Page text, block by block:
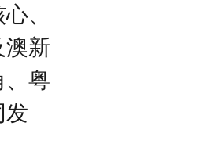
、
澳新
、粤
发